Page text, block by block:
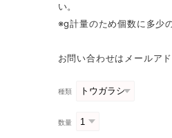
い。
※g計量のため個数に多少
お問い合わせはメールア
種類
数量